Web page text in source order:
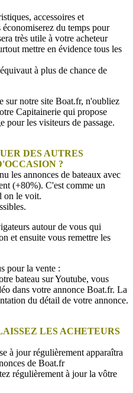
accessoires et
du temps pour
très utile à votre acheteur
mettre en évidence tous les
à plus de chance de
sur notre site Boat.fr, n'oubliez
Capitainerie qui propose
pour les visiteurs de passage.
DES AUTRES
?
les annonces de bateaux avec
(+80%). C'est comme un
on le voit.
autour de vous qui
et ensuite vous remettre les
pour la vente :
bateau sur Youtube, vous
dans votre annonce Boat.fr. La
du détail de votre annonce.
LES ACHETEURS
à jour régulièrement apparaîtra
de Boat.fr
régulièrement à jour la vôtre